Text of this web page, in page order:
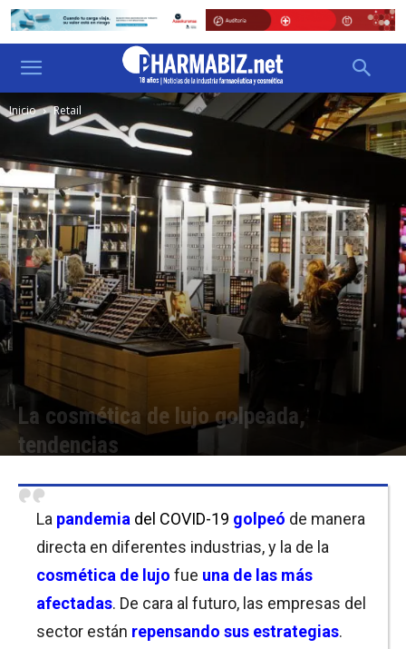
Inicio Retail
La cosmética de lujo golpeada,
tendencias
La pandemia del COVID-19 golpeó de manera
directa en diferentes industrias, y la de la
cosmética de lujo fue una de las más
afectadas. De cara al futuro, las empresas del
sector están repensando sus estrategias.